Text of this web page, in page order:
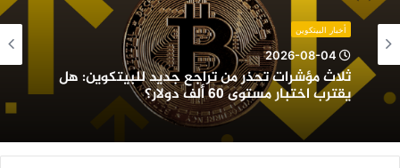
تراجع
جديد
للبيتكوين:
يقترب
مستوى
60
أخبار البيتكوين
2026-08-04
ثلاث مؤشرات تحذر من تراجع جديد للبيتكوين: هل
يقترب اختبار مستوى 60 ألف دولار؟